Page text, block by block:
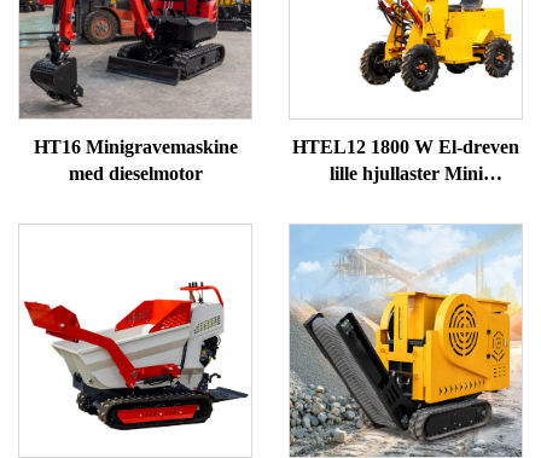
HT16 Minigravemaskine
med dieselmotor
HTEL12 1800 W El-dreven
lille hjullaster Mini